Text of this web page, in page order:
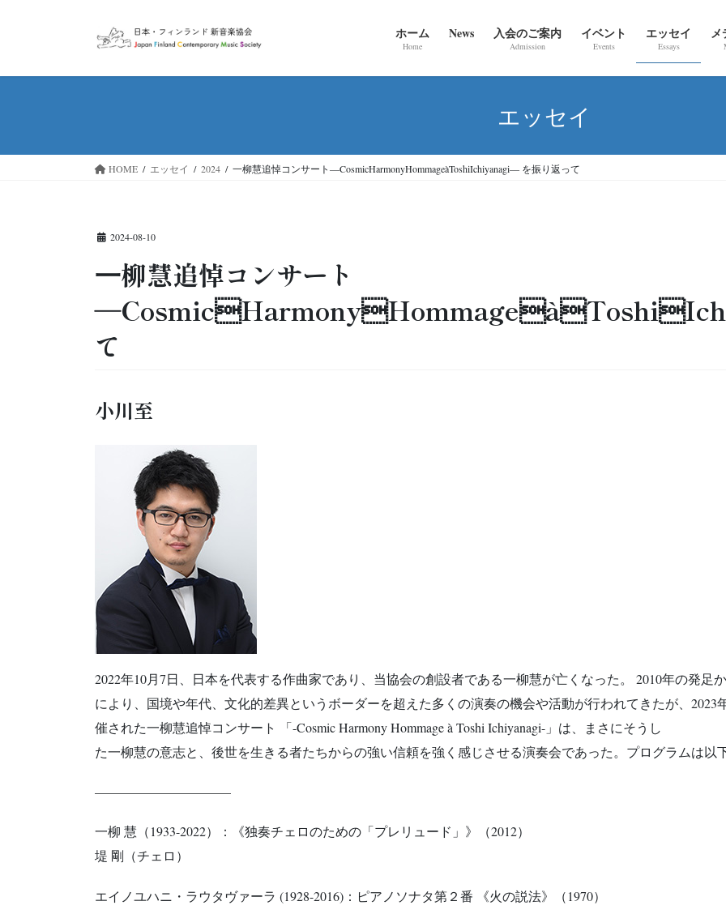
ホーム
Home
News 入会のご案内
Admission
イベント
Events
エッセイ
Essays
メ
エッセイ
HOME エッセイ 2024 ⼀柳慧追悼コンサート―CosmicHarmonyHommageàToshiIchiyanagi― を振り返って
2024-08-10
⼀柳慧追悼コンサート
て
小川至
2022年10月7日、日本を代表する作曲家であり、当協会の創設者である一柳慧が亡くなった。 2010年の発足
により、国境や年代、文化的差異というボーダーを超えた多くの演奏の機会や活動が行われてきたが、2023
催された一柳慧追悼コンサート 「-Cosmic Harmony Hommage à Toshi Ichiyanagi-」は、まさにそうし
た一柳慧の意志と、後世を生きる者たちからの強い信頼を強く感じさせる演奏会であった。プログラムは以
——————————–
一柳 慧（1933-2022）：《独奏チェロのための「プレリュード」》（2012）
堤 剛（チェロ）
エイノユハニ・ラウタヴァーラ (1928-2016)：ピアノソナタ第２番 《火の説法》（1970）